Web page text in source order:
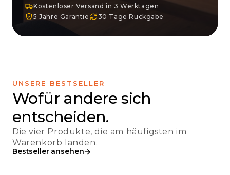
Kostenloser Versand in 3 Werktagen
5 Jahre Garantie
30 Tage Rückgabe
UNSERE BESTSELLER
Wofür andere sich
entscheiden.
Die vier Produkte, die am häufigsten im
Warenkorb landen.
Bestseller ansehen→